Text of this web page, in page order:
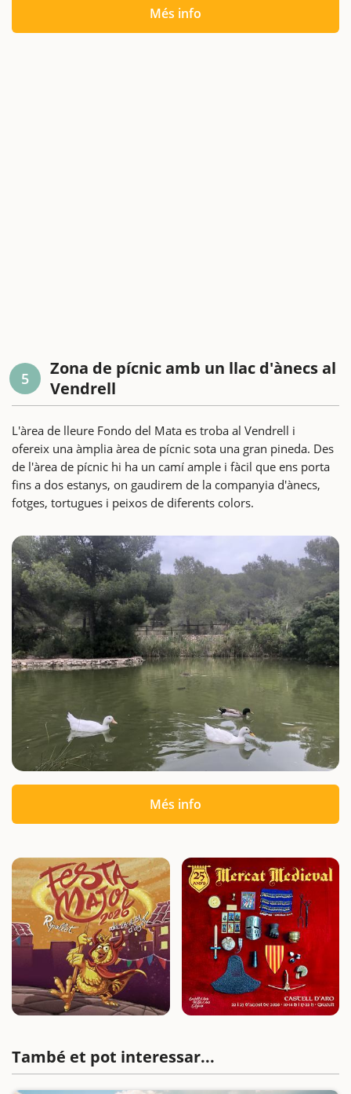
Més info
5
Zona de pícnic amb un llac d'ànecs al
Vendrell
L'àrea de lleure Fondo del Mata es troba al Vendrell i
ofereix una àmplia àrea de pícnic sota una gran pineda. Des
de l'àrea de pícnic hi ha un camí ample i fàcil que ens porta
fins a dos estanys, on gaudirem de la companyia d'ànecs,
fotges, tortugues i peixos de diferents colors.
Més info
També et pot interessar...